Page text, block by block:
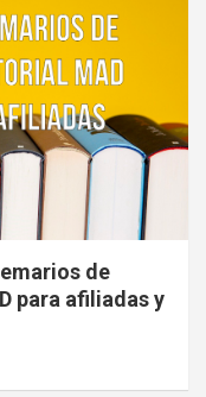
de
para afiliadas y